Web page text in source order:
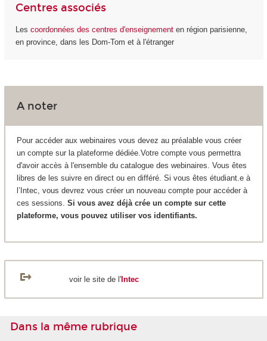
Centres associés
Les coordonnées des centres d'enseignement en région parisienne,
en province, dans les Dom-Tom et à l'étranger
A noter
Pour accéder aux webinaires vous devez au préalable vous créer
un compte sur la plateforme dédiée.Votre compte vous permettra
d'avoir accès à l'ensemble du catalogue des webinaires. Vous êtes
libres de les suivre en direct ou en différé. Si vous êtes étudiant.e à
l’Intec, vous devrez vous créer un nouveau compte pour accéder à
ces sessions. Si vous avez déjà crée un compte sur cette
plateforme, vous pouvez utiliser vos identifiants.
voir le site de l' Intec
Dans la même rubrique